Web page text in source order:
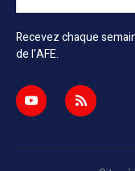
Recevez chaque
de l’AFE.